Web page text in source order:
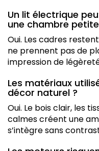
Un lit électrique
une chambre
Oui. Les cadres
ne prennent pas de
impression de
Les matériaux
décor naturel ?
Oui. Le bois clair, les
calmes créent une
s’intègre sans